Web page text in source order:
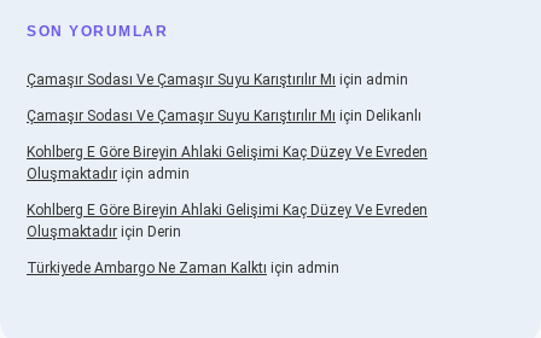
SON YORUMLAR
Çamaşır Sodası Ve Çamaşır Suyu Karıştırılır Mı için admin
Çamaşır Sodası Ve Çamaşır Suyu Karıştırılır Mı için Delikanlı
Kohlberg E Göre Bireyin Ahlaki Gelişimi Kaç Düzey Ve Evreden
Oluşmaktadır için admin
Kohlberg E Göre Bireyin Ahlaki Gelişimi Kaç Düzey Ve Evreden
Oluşmaktadır için Derin
Türkiyede Ambargo Ne Zaman Kalktı için admin